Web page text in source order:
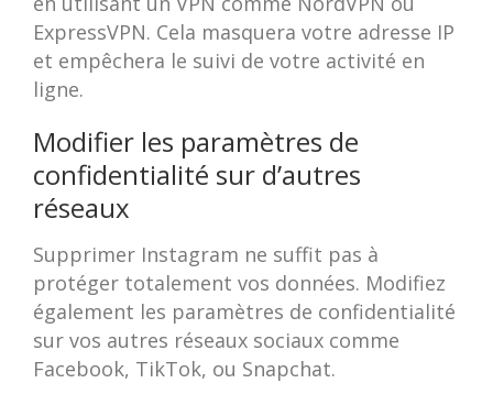
ExpressVPN. Cela masquera votre adresse IP
et empêchera le suivi de votre activité en
ligne.
Modifier les paramètres de
confidentialité sur d’autres
réseaux
Supprimer Instagram ne suffit pas à
protéger totalement vos données. Modifiez
également les paramètres de confidentialité
sur vos autres réseaux sociaux comme
Facebook, TikTok, ou Snapchat.